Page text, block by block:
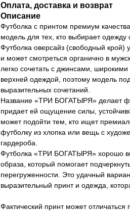
Оплата, доставка и возврат
Описание
Футболка с принтом премиум
модель для тех, кто выбирает
Футболка оверсайз (свободный крой)
и может смотреться органично в
легко сочетать с джинсами,
верхней одеждой, поэтому модель
выразительных сочетаний.
Название «ТРИ БОГАТЫРЯ» делает
придает ей ощущение силы,
может подойти тем, кто ищет
футболку из хлопка или вещь с
гардероба.
Футболка «ТРИ БОГАТЫРЯ» хорошо
образа, который помогает
перегруженности. Это удачный
выразительный принт и одежда,
Фактический принт может